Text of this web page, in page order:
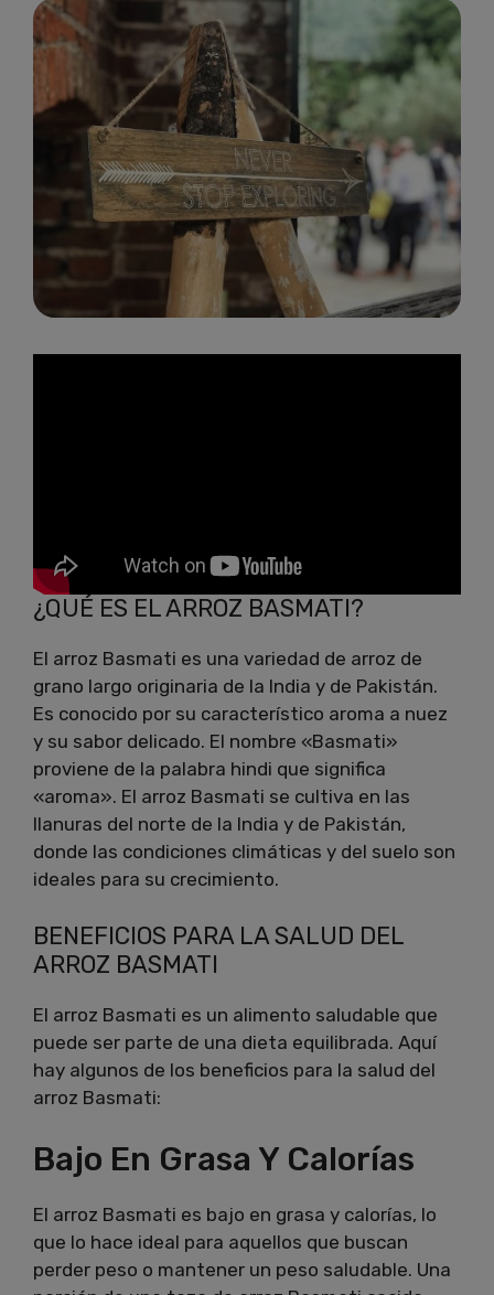
¿QUÉ ES EL ARROZ BASMATI?
El arroz Basmati es una variedad de arroz de
grano largo originaria de la India y de Pakistán.
Es conocido por su característico aroma a nuez
y su sabor delicado. El nombre «Basmati»
proviene de la palabra hindi que significa
«aroma». El arroz Basmati se cultiva en las
llanuras del norte de la India y de Pakistán,
donde las condiciones climáticas y del suelo son
ideales para su crecimiento.
BENEFICIOS PARA LA SALUD DEL
ARROZ BASMATI
El arroz Basmati es un alimento saludable que
puede ser parte de una dieta equilibrada. Aquí
hay algunos de los beneficios para la salud del
arroz Basmati:
Bajo En Grasa Y Calorías
El arroz Basmati es bajo en grasa y calorías, lo
que lo hace ideal para aquellos que buscan
perder peso o mantener un peso saludable. Una